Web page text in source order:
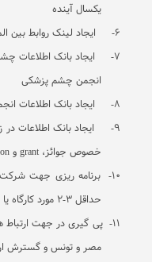
یکسال آینده
6-
ایجاد لینک روابط
7-
ایجاد بانک اطلاعات
انجمن چشم پزشکی
8-
ایجاد بانک اطلاعات
9-
ایجاد بانک اطلاعات
خصوص جوائز، grant و
10-
برنامه ریزی جهت
حداقل 3-2 مورد کارگاه یا سمپوزیوم
11-
پی گیری در جهت
مصر و تونس و گسترش